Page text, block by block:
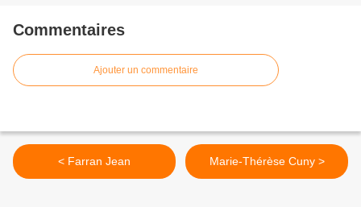
Commentaires
Ajouter un commentaire
< Farran Jean Marie-Thérèse Cuny >